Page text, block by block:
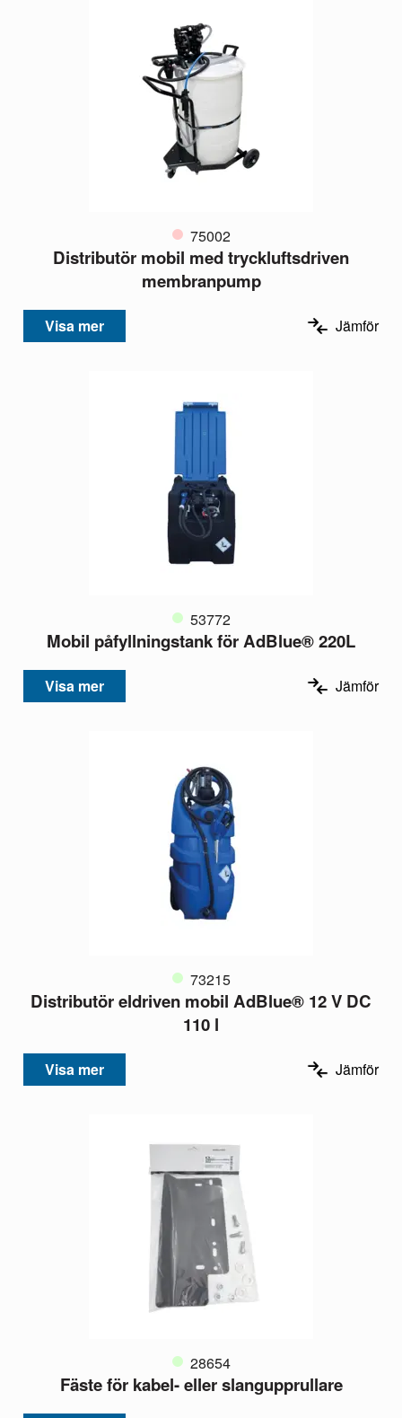
75002
Distributör mobil med tryckluftsdriven
membranpump
Visa mer Jämför
53772
Mobil påfyllningstank för AdBlue® 220L
Visa mer Jämför
73215
Distributör eldriven mobil AdBlue® 12 V DC
110 l
Visa mer Jämför
28654
Fäste för kabel- eller slangupprullare